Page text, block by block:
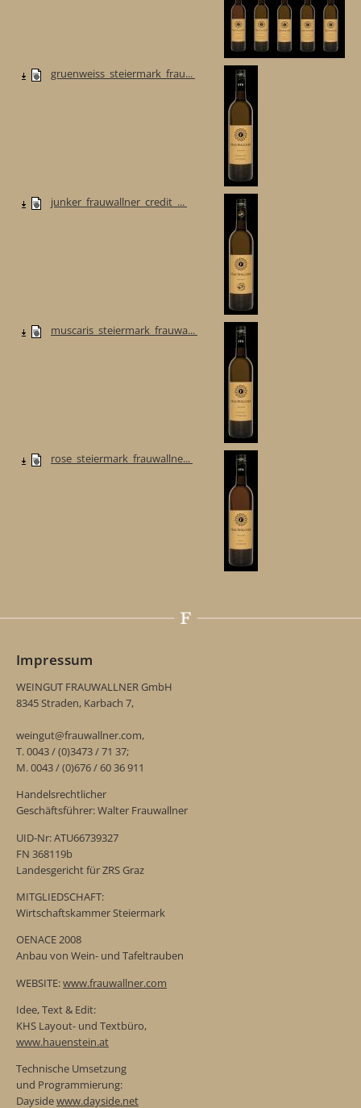
gruenweiss_steiermark_frau...
junker_frauwallner_credit_...
muscaris_steiermark_frauwa...
rose_steiermark_frauwallne...
Impressum
WEINGUT FRAUWALLNER GmbH
8345 Straden, Karbach 7,
weingut@frauwallner.com,
T. 0043 / (0)3473 / 71 37;
M. 0043 / (0)676 / 60 36 911
Handelsrechtlicher
Geschäftsführer: Walter Frauwallner
UID-Nr: ATU66739327
FN 368119b
Landesgericht für ZRS Graz
MITGLIEDSCHAFT:
Wirtschaftskammer Steiermark
OENACE 2008
Anbau von Wein- und Tafeltrauben
WEBSITE:www.frauwallner.com
Idee, Text & Edit:
KHS Layout- und Textbüro,
www.hauenstein.at
Technische Umsetzung
und Programmierung:
Daysidewww.dayside.net